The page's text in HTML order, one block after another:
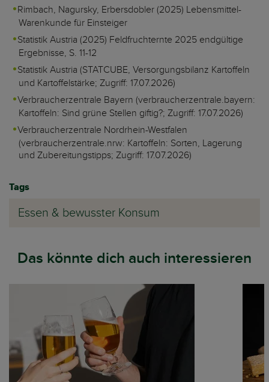
Rimbach, Nagursky, Erbersdobler (2025) Lebensmittel-
Warenkunde für Einsteiger
Statistik Austria (2025) Feldfruchternte 2025 endgültige
Ergebnisse, S. 11-12
Statistik Austria (STATCUBE, Versorgungsbilanz Kartoffeln
und Kartoffelstärke; Zugriff: 17.07.2026)
Verbraucherzentrale Bayern (verbraucherzentrale.bayern:
Kartoffeln: Sind grüne Stellen giftig?; Zugriff: 17.07.2026)
Verbraucherzentrale Nordrhein-Westfalen
(verbraucherzentrale.nrw: Kartoffeln: Sorten, Lagerung
und Zubereitungstipps; Zugriff: 17.07.2026)
Tags
Essen & bewusster Konsum
Das könnte dich auch interessieren